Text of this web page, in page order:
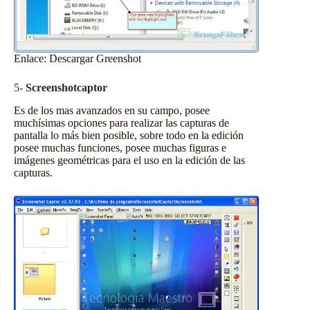
Enlace: Descargar Greenshot
5- Screenshotcaptor
Es de los mas avanzados en su campo, posee
muchísimas opciones para realizar las capturas de
pantalla lo más bien posible, sobre todo en la edición
posee muchas funciones, posee muchas figuras e
imágenes geométricas para el uso en la edición de las
capturas.